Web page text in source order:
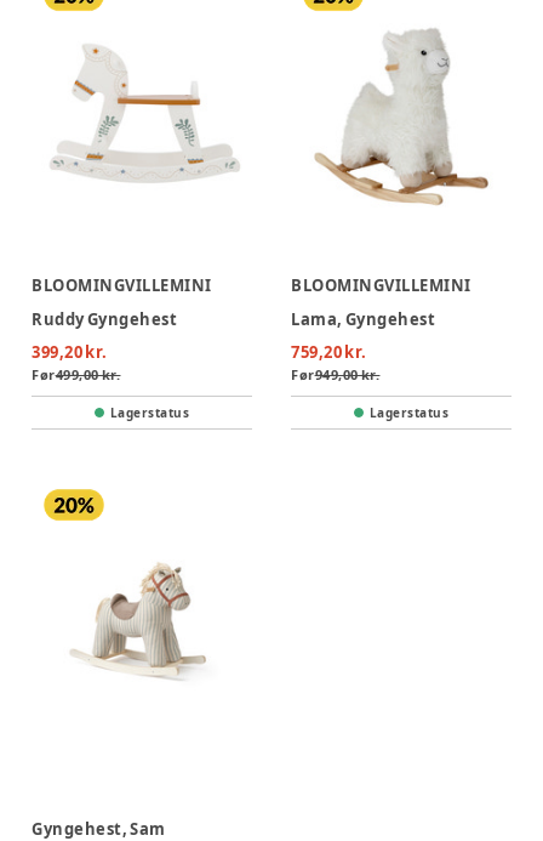
BLOOMINGVILLEMINI
Ruddy Gyngehest
399,20 kr.
Før499,00 kr.
Lagerstatus
BLOOMINGVILLEMINI
Lama, Gyngehest
759,20 kr.
Før949,00 kr.
Lagerstatus
Gyngehest, Sam